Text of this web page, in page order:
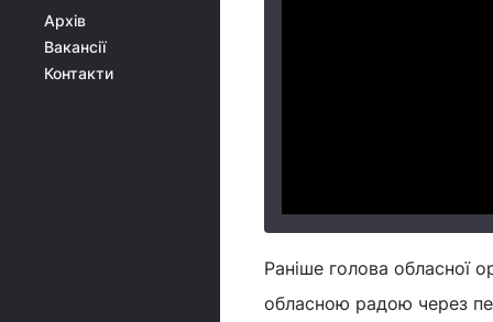
Архів
Вакансії
Контакти
Раніше голова обласної
обласною радою через